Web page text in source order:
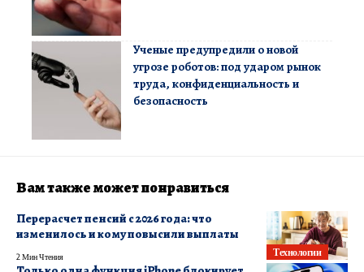
Ученые предупредили о новой
угрозе роботов: под ударом рынок
труда, конфиденциальность и
безопасность
Вам также может понравиться
Технологии
Перерасчет пенсий с 2026 года: что
изменилось и кому повысили выплаты
2 Мин Чтения